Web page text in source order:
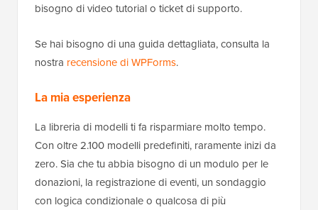
bisogno di video tutorial o ticket di supporto.
Se hai bisogno di una guida dettagliata, consulta la
nostra recensione di WPForms.
La mia esperienza
La libreria di modelli ti fa risparmiare molto tempo.
Con oltre 2.100 modelli predefiniti, raramente inizi da
zero. Sia che tu abbia bisogno di un modulo per le
donazioni, la registrazione di eventi, un sondaggio
con logica condizionale o qualcosa di più